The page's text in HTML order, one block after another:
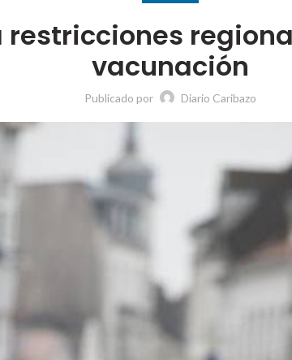
vacunación
Publicado por Diario Caribazo